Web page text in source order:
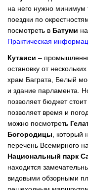
на него нужно минимум
поездки по
посмотреть в Батуми
Практическая
Кутаиси –
остановку от
храм Баграта, Белый
и здание парламента.
позволяет бюджет
позволяет время и
можно посмотреть
Богородицы, который
перечень Всемирного
Национальный парк
находится
видовыми обзорными